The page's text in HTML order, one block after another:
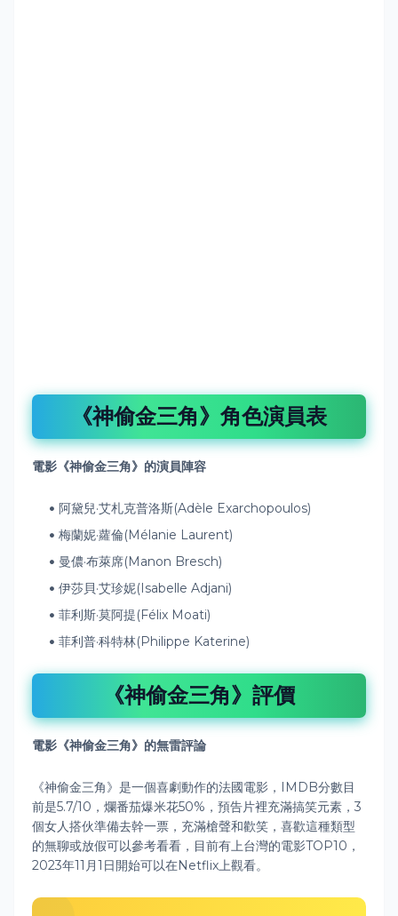
《神偷金三角》角色演員表
電影《神偷金三角》的演員陣容
阿黛兒·艾札克普洛斯(Adèle Exarchopoulos)
梅蘭妮·蘿倫(Mélanie Laurent)
曼儂·布萊席(Manon Bresch)
伊莎貝·艾珍妮(Isabelle Adjani)
菲利斯·莫阿提(Félix Moati)
菲利普·科特林(Philippe Katerine)
《神偷金三角》評價
電影《神偷金三角》的無雷評論
《神偷金三角》是一個喜劇動作的法國電影，IMDB分數目
前是5.7/10，爛番茄爆米花50%，預告片裡充滿搞笑元素，3
個女人搭伙準備去幹一票，充滿槍聲和歡笑，喜歡這種類型
的無聊或放假可以參考看看，目前有上台灣的電影TOP10，
2023年11月1日開始可以在Netflix上觀看。